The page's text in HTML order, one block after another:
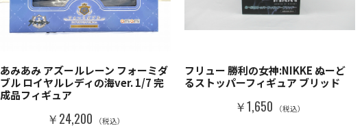
あみあみ アズールレーン フォーミダ
ブル ロイヤルレディの海ver. 1/7 完
成品フィギュア
￥24,200 （税込）
フリュー 勝利の女神:NIKKE ぬーど
るストッパーフィギュア ブリッド
￥1,650 （税込）